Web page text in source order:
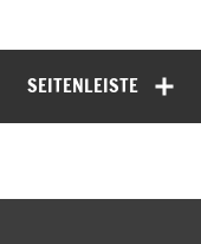
SEITENLEISTE